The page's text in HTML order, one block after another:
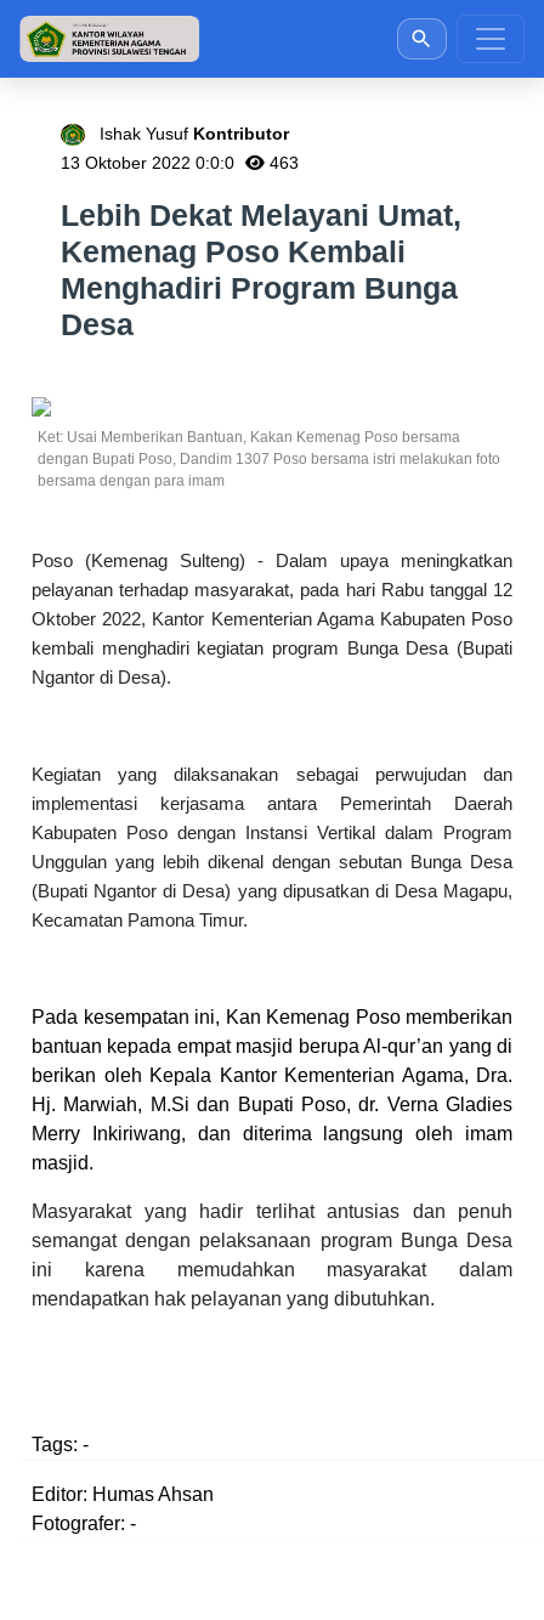
Ishak Yusuf Kontributor
13 Oktober 2022 0:0:0
463
Lebih Dekat Melayani Umat,
Kemenag Poso Kembali
Menghadiri Program Bunga
Desa
Ket: Usai Memberikan Bantuan, Kakan Kemenag Poso bersama
dengan Bupati Poso, Dandim 1307 Poso bersama istri melakukan foto
bersama dengan para imam
Poso (Kemenag Sulteng) - Dalam upaya meningkatkan
pelayanan terhadap masyarakat, pada hari Rabu tanggal 12
Oktober 2022, Kantor Kementerian Agama Kabupaten Poso
kembali menghadiri kegiatan program Bunga Desa (Bupati
Ngantor di Desa).
Kegiatan yang dilaksanakan sebagai perwujudan dan
implementasi kerjasama antara Pemerintah Daerah
Kabupaten Poso dengan Instansi Vertikal dalam Program
Unggulan yang lebih dikenal dengan sebutan Bunga Desa
(Bupati Ngantor di Desa) yang dipusatkan di Desa Magapu,
Kecamatan Pamona Timur.
Pada kesempatan ini, Kan Kemenag Poso memberikan
bantuan kepada empat masjid berupa Al-qur’an yang di
berikan oleh Kepala Kantor Kementerian Agama, Dra.
Hj. Marwiah, M.Si dan Bupati Poso, dr. Verna Gladies
Merry Inkiriwang, dan diterima langsung oleh imam
masjid.
Masyarakat yang hadir terlihat antusias dan penuh
semangat dengan pelaksanaan program Bunga Desa
ini karena memudahkan masyarakat dalam
mendapatkan hak pelayanan yang dibutuhkan.
Tags: -
Editor: Humas Ahsan
Fotografer: -